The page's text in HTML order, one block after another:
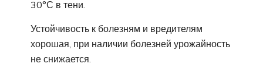
30°С в тени.
Устойчивость к болезням и вредителям
хорошая, при наличии болезней урожайность
не снижается.